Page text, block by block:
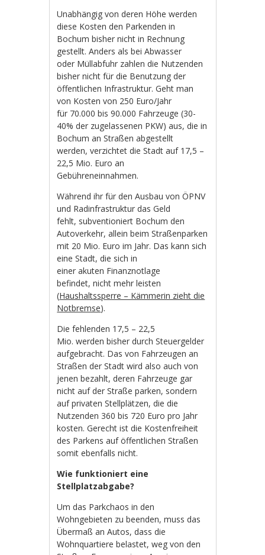
Unabhängig von deren Höhe werden
diese Kosten den Parkenden in
Bochum bisher nicht in Rechnung
gestellt. Anders als bei Abwasser
oder Müllabfuhr zahlen die Nutzenden
bisher nicht für die Benutzung der
öffentlichen Infrastruktur. Geht man
von Kosten von 250 Euro/Jahr
für 70.000 bis 90.000 Fahrzeuge (30-
40% der zugelassenen PKW) aus, die in
Bochum an Straßen abgestellt
werden, verzichtet die Stadt auf 17,5 –
22,5 Mio. Euro an
Gebühreneinnahmen.
Während ihr für den Ausbau von ÖPNV
und Radinfrastruktur das Geld
fehlt, subventioniert Bochum den
Autoverkehr, allein beim Straßenparken
mit 20 Mio. Euro im Jahr. Das kann sich
eine Stadt, die sich in
einer akuten Finanznotlage
befindet, nicht mehr leisten
(Haushaltssperre – Kämmerin zieht die
Notbremse).
Die fehlenden 17,5 – 22,5
Mio. werden bisher durch Steuergelder
aufgebracht. Das von Fahrzeugen an
Straßen der Stadt wird also auch von
jenen bezahlt, deren Fahrzeuge gar
nicht auf der Straße parken, sondern
auf privaten Stellplätzen, die die
Nutzenden 360 bis 720 Euro pro Jahr
kosten. Gerecht ist die Kostenfreiheit
des Parkens auf öffentlichen Straßen
somit ebenfalls nicht.
Wie funktioniert eine
Stellplatzabgabe?
Um das Parkchaos in den
Wohngebieten zu beenden, muss das
Übermaß an Autos, dass die
Wohnquartiere belastet, weg von den